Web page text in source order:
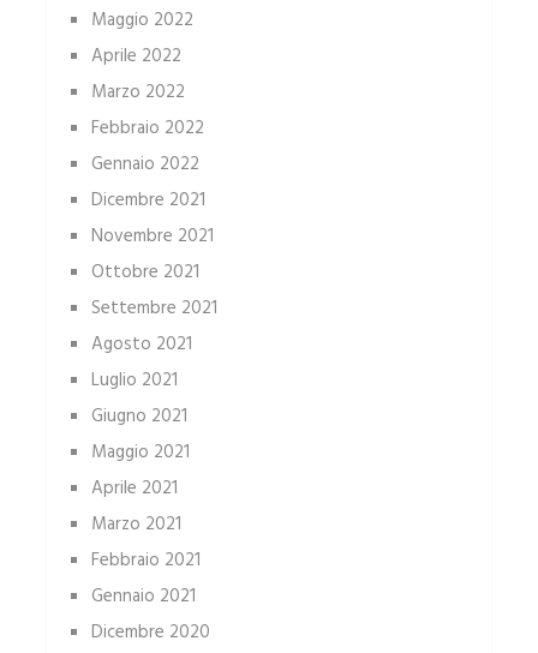
Maggio 2022
Aprile 2022
Marzo 2022
Febbraio 2022
Gennaio 2022
Dicembre 2021
Novembre 2021
Ottobre 2021
Settembre 2021
Agosto 2021
Luglio 2021
Giugno 2021
Maggio 2021
Aprile 2021
Marzo 2021
Febbraio 2021
Gennaio 2021
Dicembre 2020